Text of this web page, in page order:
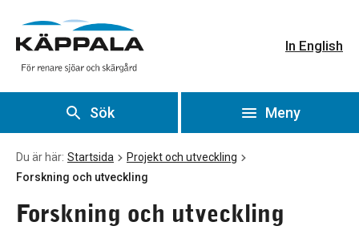
In English
Sök Meny
Du är här: Startsida
Projekt och utveckling
Forskning och utveckling
Forskning och utveckling